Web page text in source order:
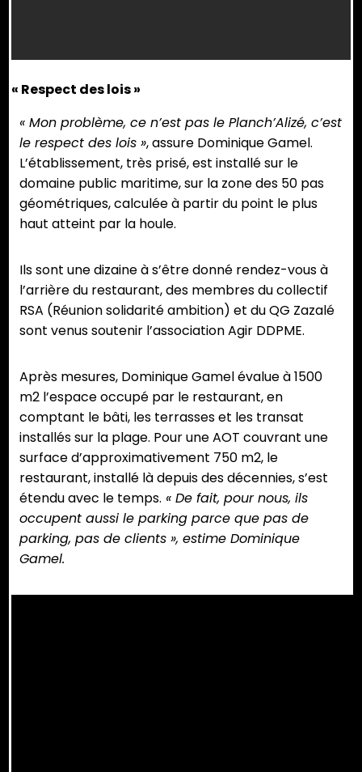
restaurant
Planch’Alizé
s’étendent
jusqu’au
bord
de
plage,
à la
©
Ysabelle
Gomez
Réunion
solidarité
ambition
(RSA)
et
Zazalé
place
pour
soutenir
et
sur
leurs
réseaux.
©
Ysabelle
Gomez
DDPME,
mesure
surface
d’implantation
du
Ysabelle
Gomez
Ysabelle
Gomez
de
l’activité
de
Planch’Alizé.
©
Ysabelle
n’est
Gomez
« Respect des lois »
« Mon problème, ce n’est pas le Planch’Alizé, c’est
le respect des lois », assure Dominique Gamel.
L’établissement, très prisé, est installé sur le
domaine public maritime, sur la zone des 50 pas
géométriques, calculée à partir du point le plus
haut atteint par la houle.
Ils sont une dizaine à s’être donné rendez-vous à
l’arrière du restaurant, des membres du collectif
RSA (Réunion solidarité ambition) et du QG Zazalé
sont venus soutenir l’association Agir DDPME.
Après mesures, Dominique Gamel évalue à 1500
m2 l’espace occupé par le restaurant, en
comptant le bâti, les terrasses et les transat
installés sur la plage. Pour une AOT couvrant une
surface d’approximativement 750 m2, le
restaurant, installé là depuis des décennies, s’est
étendu avec le temps. « De fait, pour nous, ils
occupent aussi le parking parce que pas de
parking, pas de clients », estime Dominique
Gamel.